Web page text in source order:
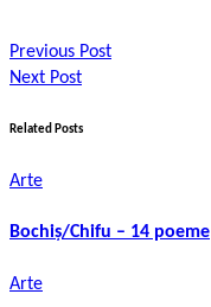
Previous Post
Next Post
Related Posts
Arte
Bochiș/Chifu – 14 poeme
Arte